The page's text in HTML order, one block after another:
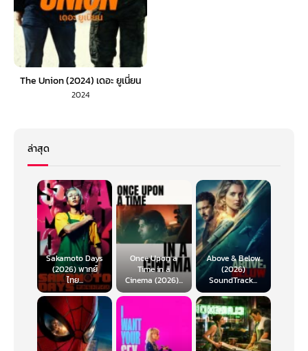
The Union (2024) เดอะ ยูเนี่ยน
2024
ล่าสุด
Sakamoto Days
(2026) พากย์
ไทย...
Once Upon a
Time in a
Cinema (2026)...
Above & Below
(2026)
SoundTrack...